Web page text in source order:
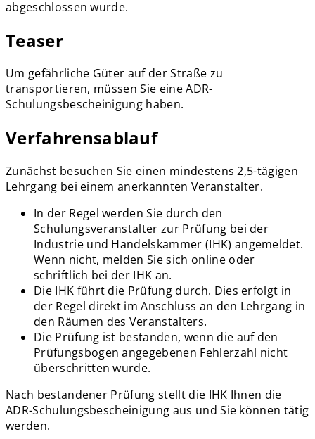
abgeschlossen wurde.
Teaser
Um gefährliche Güter auf der Straße zu
transportieren, müssen Sie eine ADR-
Schulungsbescheinigung haben.
Verfahrensablauf
Zunächst besuchen Sie einen mindestens 2,5-tägigen
Lehrgang bei einem anerkannten Veranstalter.
In der Regel werden Sie durch den
Schulungsveranstalter zur Prüfung bei der
Industrie und Handelskammer (IHK) angemeldet.
Wenn nicht, melden Sie sich online oder
schriftlich bei der IHK an.
Die IHK führt die Prüfung durch. Dies erfolgt in
der Regel direkt im Anschluss an den Lehrgang in
den Räumen des Veranstalters.
Die Prüfung ist bestanden, wenn die auf den
Prüfungsbogen angegebenen Fehlerzahl nicht
überschritten wurde.
Nach bestandener Prüfung stellt die IHK Ihnen die
ADR-Schulungsbescheinigung aus und Sie können tätig
werden.